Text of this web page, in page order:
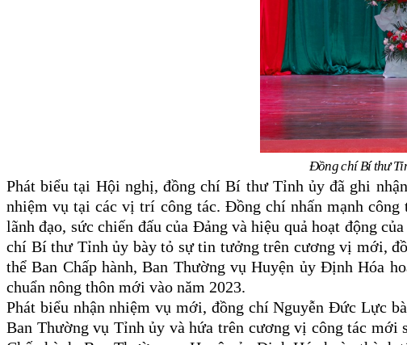
Đồng chí Bí thư
Phát biểu tại Hội nghị, đồng chí Bí thư Tỉnh ủy đã ghi
nhiệm vụ tại các vị trí công tác. Đồng chí nhấn mạnh công
lãnh đạo, sức chiến đấu của Đảng và hiệu quả hoạt động
chí Bí thư Tỉnh ủy bày tỏ sự tin tưởng trên cương vị mới,
thể Ban Chấp hành, Ban Thường vụ Huyện ủy Định Hóa
chuẩn nông thôn mới vào năm 2023.
Phát biểu nhận nhiệm vụ mới, đồng chí Nguyễn Đức Lực
Ban Thường vụ Tỉnh ủy và hứa trên cương vị công tác mới